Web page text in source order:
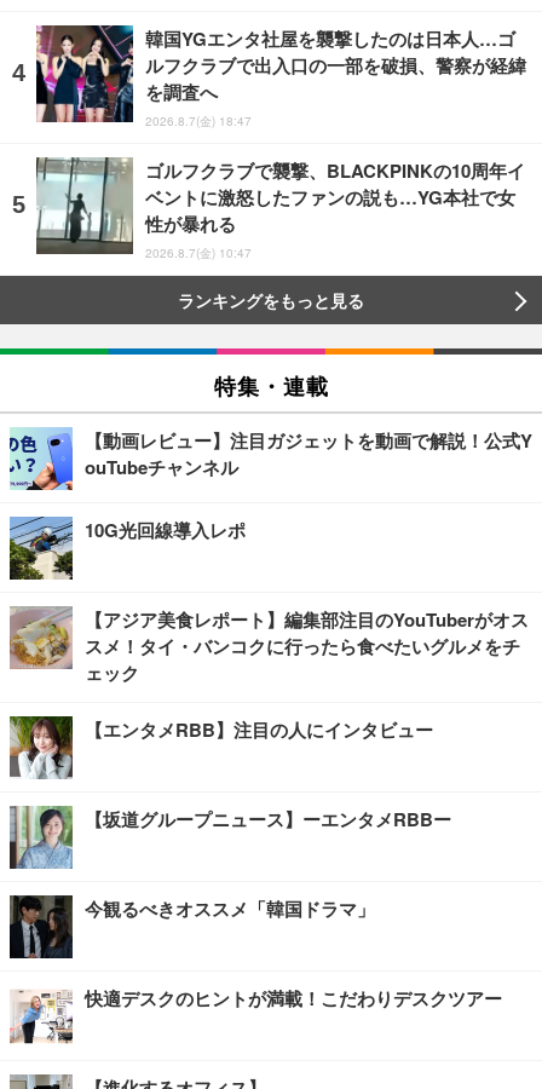
韓国YGエンタ社屋を襲撃したのは日本人…ゴ
ルフクラブで出入口の一部を破損、警察が経緯
を調査へ
2026.8.7(金) 18:47
ゴルフクラブで襲撃、BLACKPINKの10周年イ
ベントに激怒したファンの説も…YG本社で女
性が暴れる
2026.8.7(金) 10:47
ランキングをもっと見る
特集・連載
【動画レビュー】注目ガジェットを動画で解説！公式Y
ouTubeチャンネル
10G光回線導入レポ
【アジア美食レポート】編集部注目のYouTuberがオス
スメ！タイ・バンコクに行ったら食べたいグルメをチ
ェック
【エンタメRBB】注目の人にインタビュー
【坂道グループニュース】ーエンタメRBBー
今観るべきオススメ「韓国ドラマ」
快適デスクのヒントが満載！こだわりデスクツアー